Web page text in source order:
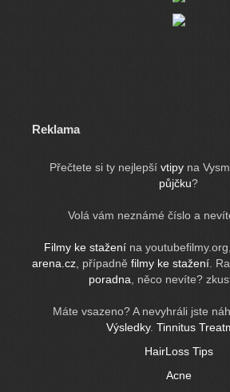
Reklama
Přečtete si ty nejlepší vtipy na
půjčku?
Volá vám neznámé číslo a
Filmy ke stažení na
arena.cz , případně filmy ke stažení .
poradna , něco nevíte?
Máte vsazeno? A nevyhráli jste
Výsledky.Tinnitus
HairLoss Tips
Acne